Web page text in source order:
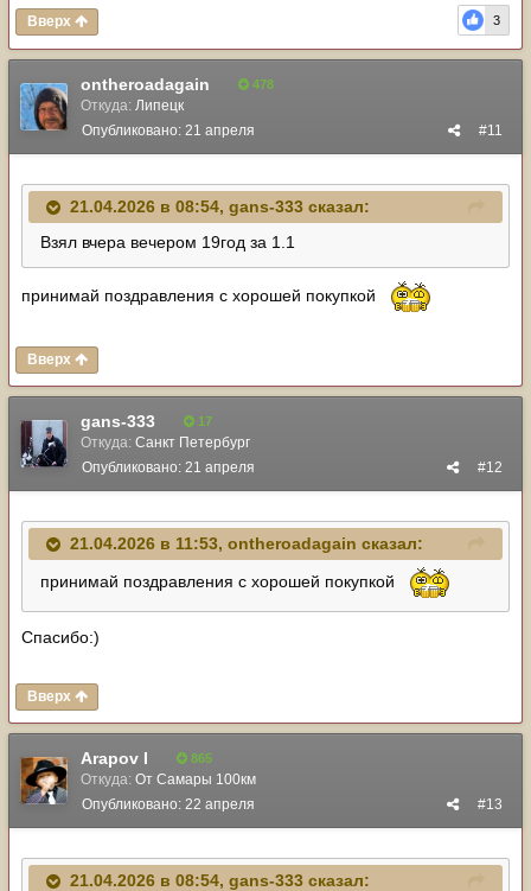
3
Вверх
ontheroadagain 478
Откуда: Липецк
#11
Опубликовано: 21 апреля
21.04.2026 в 08:54, gans-333 сказал:
Взял вчера вечером 19год за 1.1
принимай поздравления с хорошей покупкой
Вверх
gans-333 17
Откуда: Санкт Петербург
#12
Опубликовано: 21 апреля
21.04.2026 в 11:53, ontheroadagain сказал:
принимай поздравления с хорошей покупкой
Спасибо:)
Вверх
Arapov I 865
Откуда: От Самары 100км
#13
Опубликовано: 22 апреля
21.04.2026 в 08:54, gans-333 сказал: